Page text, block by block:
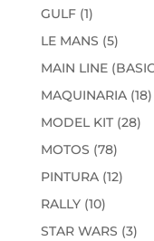
GULF 11
producto
LE MANS 55
MAIN LINE
MAQUINARIA 1818
MODEL KIT 2828
MOTOS 7878
PINTURA 1212
RALLY 1010
STAR WARS 33